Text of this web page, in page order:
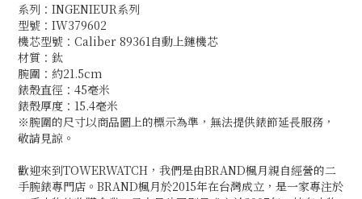
系列：INGENIEUR系列
型號：IW379602
機芯型號：Caliber 89361自動上鏈機芯
材質：鈦
腕圍：約21.5cm
錶殼直徑：45毫米
錶殼厚度：15.4毫米
※腕圍的尺寸以商品圖上的標示為準，無法提供錶節延長服務，
敬請見諒。
歡迎來到TOWERWATCH，我們是由BRAND楓月親自經營的二
手腕錶專門店。BRAND楓月於2015年在台灣成立，是一家專注於